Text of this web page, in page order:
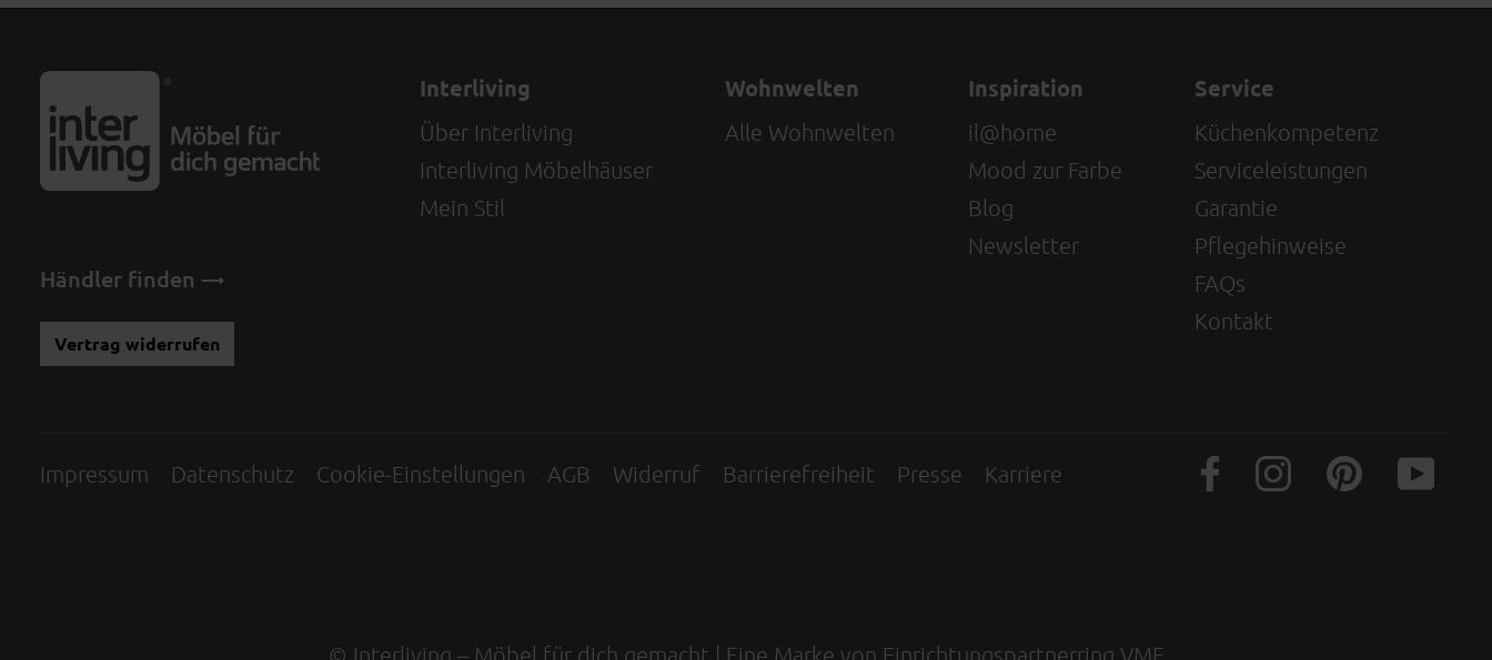
Händler finden
Vertrag widerrufen
Interliving
Über Interliving
Interliving Möbelhäuser
Mein Stil
Wohnwelten
Alle Wohnwelten
Inspiration
il@home
Mood zur Farbe
Blog
Newsletter
Service
Küchenkompetenz
Serviceleistungen
Garantie
Pflegehinweise
FAQs
Kontakt
Impressum Datenschutz Cookie-Einstellungen AGB Widerruf Barrierefreiheit Presse Karriere
© Interliving – Möbel für dich gemacht | Eine Marke von Einrichtungspartnerring VME